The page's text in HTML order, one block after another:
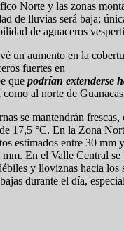
Norte y las zonas
de lluvias será baja;
de aguaceros
un aumento en la
fuertes en
que podrían extenderse
como al norte de
se mantendrán
17,5 °C. En la Zona
estimados entre 30 mm
En el Valle Central se
y lloviznas hacia los
durante el día,